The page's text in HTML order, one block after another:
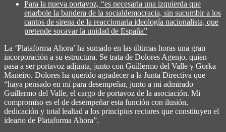
Para la nueva portavoz, “es necesaria una izquierda que
enarbole la bandera de la socialdemocracia, sin sucumbir a los
cantos de sirena de la reaccionaria ideología nacionalista, que
pretende socavar la unidad de España”
La ‘Plataforma Ahora’ ha sumado en las últimas horas una gran
incorporación a su estructura. Se trata de Dolores Agenjo, quien
pasa a ser portavoz adjunta, junto con Guillermo del Valle y Gorka
Maneiro. Dolores ha querido agradecer a la Junta Directiva que
“haya pensado en mí para desempeñar, junto a mi admirado
Guillermo del Valle, el cargo de portavoz de la asociación. Mi
compromiso es el de desempeñar esta función con ilusión,
dedicación y total lealtad a los principios rectores que constituyen el
ideario de Plataforma Ahora”.